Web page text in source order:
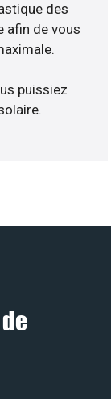
des
afin de vous
puissiez